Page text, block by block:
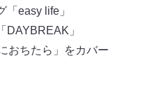
easy life」
DAYBREAK」
おちたら」をカバー